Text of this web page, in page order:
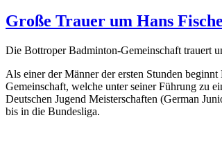
Große Trauer um Hans
Die Bottroper Badminton-Gemeinschaft trauert
Als einer der Männer der ersten Stunden
Gemeinschaft, welche unter seiner Führung zu
Deutschen Jugend Meisterschaften (German
bis in die Bundesliga.